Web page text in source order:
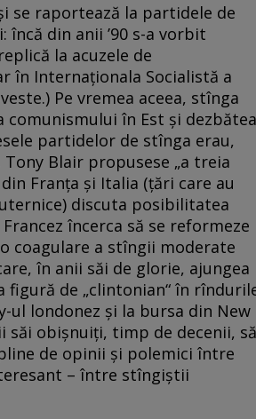
se raportează la partidele de
din anii ’90 s-a vorbit
la acuzele de
în Internaţionala Socialistă a
Pe vremea aceea, stînga
comunismului în Est şi dezbătea
partidelor de stînga erau,
Blair propusese „a treia
Franţa şi Italia (ţări care au
discuta posibilitatea
încerca să se reformeze
coagulare a stîngii moderate
în anii săi de glorie, ajungea
figură de „clintonian“ în
ul londonez şi la bursa din New
săi obişnuiţi, timp de decenii, să
de opinii şi polemici între
– între stîngiştii